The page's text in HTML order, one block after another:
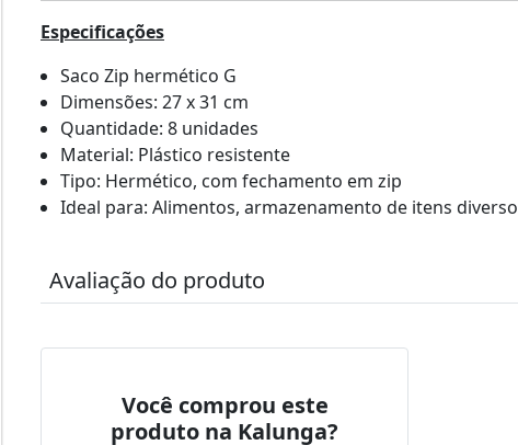
Especificações
Saco Zip hermético G
Dimensões: 27 x 31 cm
Quantidade: 8 unidades
Material: Plástico resistente
Tipo: Hermético, com fechamento em zip
Ideal para: Alimentos, armazenamento de itens
Avaliação do produto
Você comprou este
produto na Kalunga?